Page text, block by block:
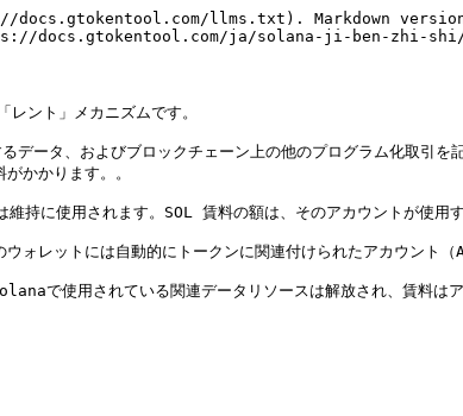
llms.txt). Markdown
docs.gtokentool.com/ja/solana-ji-ben-zhi-
ント」メカニズムです。
ータ、およびブロックチェーン上の他のプログラム化取引
かかります。。
に使用されます。SOL 賃料の額は、そのアカウントが使用
ォレットには自動的にトークンに関連付けられたアカウント（